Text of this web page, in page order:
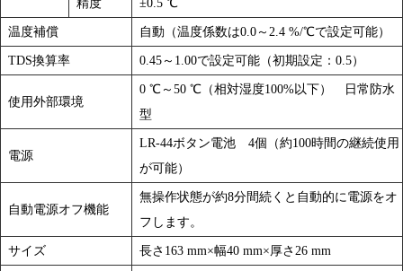
精度 ±0.5 ℃
温度補償 自動（温度係数は0.0～2.4 %/℃で設定可能）
TDS換算率 0.45～1.00で設定可能（初期設定：0.5）
使用外部環境
0 ℃～50 ℃（相対湿度100%以下） 日常防水
型
電源
LR-44ボタン電池 4個（約100時間の継続使用
が可能）
自動電源オフ機能
無操作状態が約8分間続くと自動的に電源をオ
フします。
サイズ 長さ163 mm×幅40 mm×厚さ26 mm